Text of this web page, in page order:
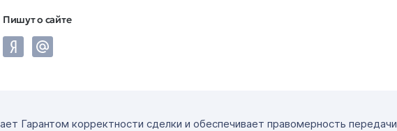
Пишут о сайте
Гарантом корректности сделки и обеспечивает правомерность передачи